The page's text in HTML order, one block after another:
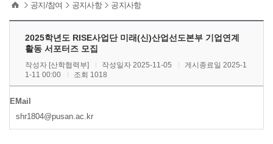
공지/참여 공지사항 공지사항
2025학년도 RISE사업단 미래(신)산업선도본부 기업연계
활동 서포터즈 모집
작성자 [산학협력부] 작성일자 2025-11-05
게시종료일 2025-1
1-11 00:00
조회 1018
EMail
shr1804@pusan.ac.kr